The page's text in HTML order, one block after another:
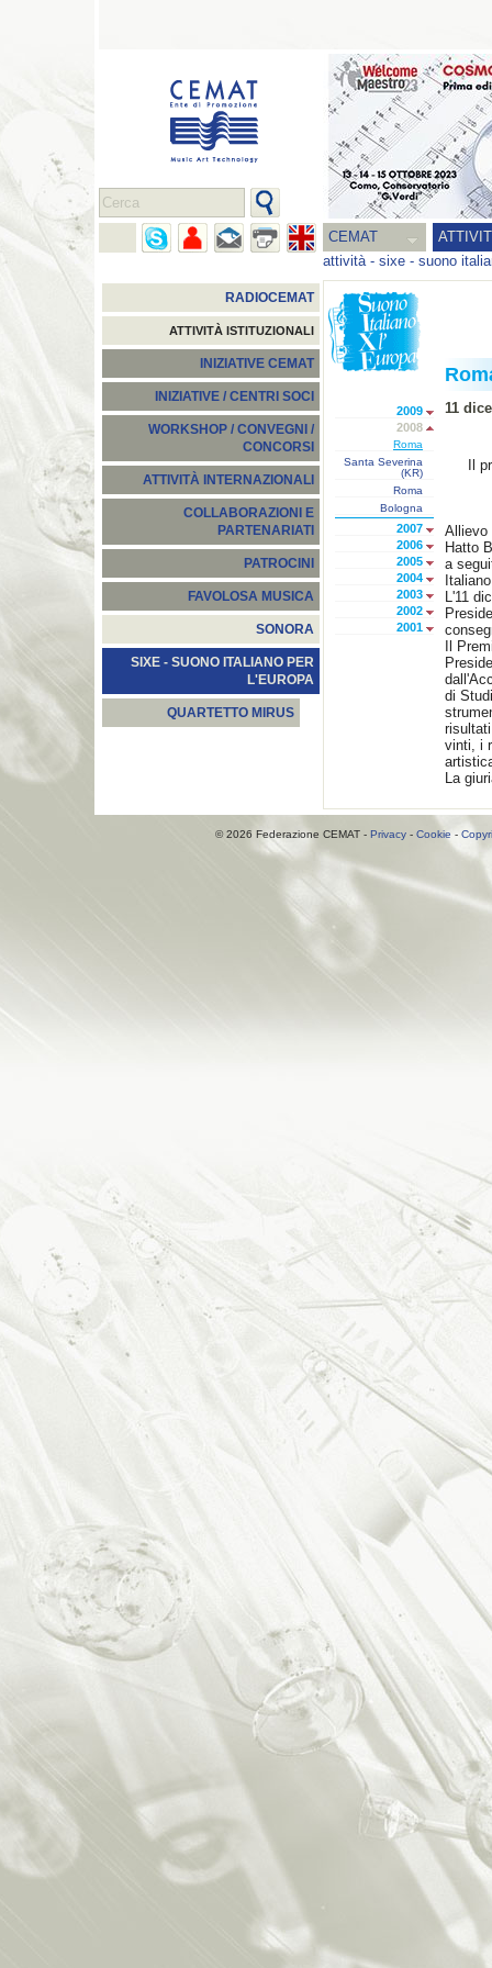
CEMAT
attività- sixe - suono
RADIOCEMAT
ATTIVITÀ ISTITUZIONALI
INIZIATIVE CEMAT
INIZIATIVE / CENTRI SOCI
WORKSHOP / CONVEGNI /
CONCORSI
ATTIVITÀ INTERNAZIONALI
COLLABORAZIONI E
PARTENARIATI
PATROCINI
FAVOLOSA MUSICA
SONORA
SIXE - SUONO ITALIANO PER
L'EUROPA
QUARTETTO MIRUS
2009
2008
Roma
Santa Severina
(KR)
Roma
Bologna
2007
2006
2005
2004
2003
2002
2001
11
Il
Allievo
Hatto
a
L'11
Il
di
vinti, i
La
© 2026 Federazione CEMAT - Privacy- Cookie -